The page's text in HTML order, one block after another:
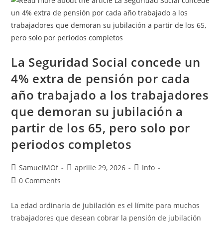
La Seguridad Social concede un
4% extra de pensión por cada
año trabajado a los trabajadores
que demoran su jubilación a
partir de los 65, pero solo por
periodos completos
SamuelMOf aprilie 29, 2026
Info
0 Comments
La edad ordinaria de jubilación es el límite para muchos
trabajadores que desean cobrar la pensión de jubilación